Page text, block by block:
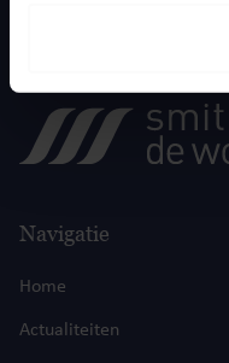
Navigatie
Home
Actualiteiten